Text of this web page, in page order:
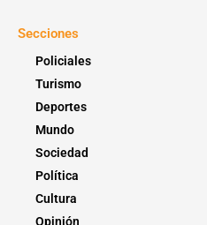
Secciones
Policiales
Turismo
Deportes
Mundo
Sociedad
Política
Cultura
Opinión